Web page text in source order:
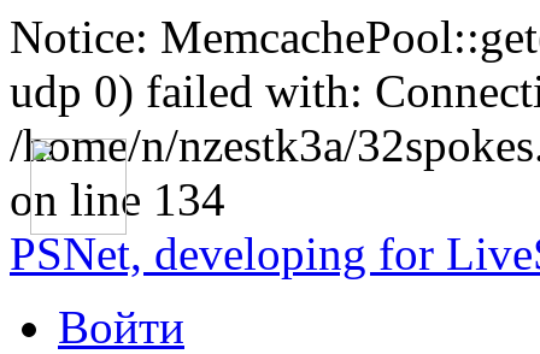
Notice:
udp 0) failed with:
/home/n/nzestk3a/
on line 134
PSNet, developing for
Войти